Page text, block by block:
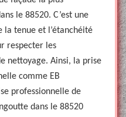
le 88520. C’est une
la tenue et l’étanchéité
respecter les
nettoyage. Ainsi, la prise
comme EB
professionnelle de
dans le 88520